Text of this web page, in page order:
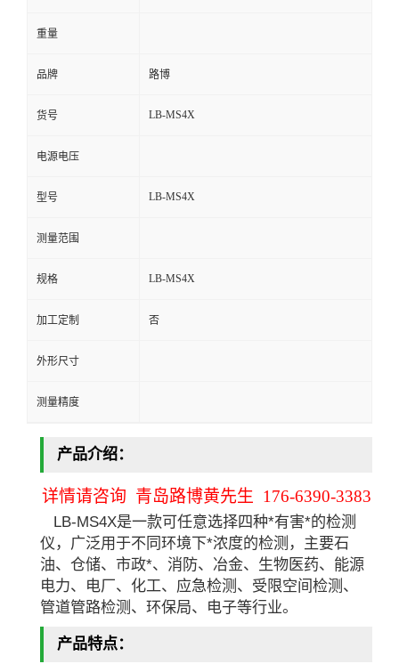
言
重量
品牌 路博
货号 LB-MS4X
电源电压
型号 LB-MS4X
测量范围
规格 LB-MS4X
加工定制 否
外形尺寸
测量精度
产品介绍：
详情请咨询 青岛路博黄先生 176-6390-3383
LB-MS4X是一款可任意选择四种*有害*的检测
仪，广泛用于不同环境下*浓度的检测，主要石
油、仓储、市政*、消防、冶金、生物医药、能源
电力、电厂、化工、应急检测、受限空间检测、
管道管路检测、环保局、电子等行业。
产品特点：